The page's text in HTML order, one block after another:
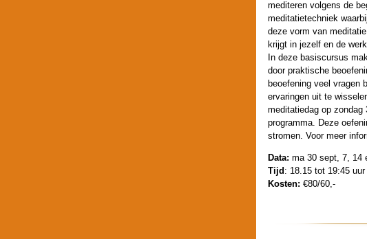
mediteren volgens de
meditatietechniek
deze vorm van
krijgt in jezelf en de
In deze basiscursus
door praktische
beoefening veel vragen
ervaringen uit te
meditatiedag op zondag
programma. Deze
stromen. Voor meer
Data: ma 30 sept, 7, 14
Tijd : 18.15 tot 19:45 uur
Kosten: €80/60,-